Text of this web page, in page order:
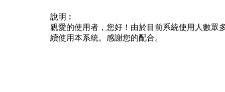
說明︰
親愛的使用者，您好！由於目前系統使用人數眾
續使用本系統。感謝您的配合。